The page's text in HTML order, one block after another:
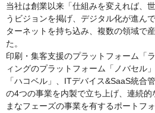
当社は創業以来「仕組みを変えれば、
うビジョンを掲げ、デジタル化が進ん
ターネットを持ち込み、複数の領域で
た。
印刷・集客支援のプラットフォーム「
ィングのプラットフォーム「ノバセル
「ハコベル」、ITデバイス&SaaS統合
の4つの事業を内製で立ち上げ、連続
まなフェーズの事業を有するポートフ